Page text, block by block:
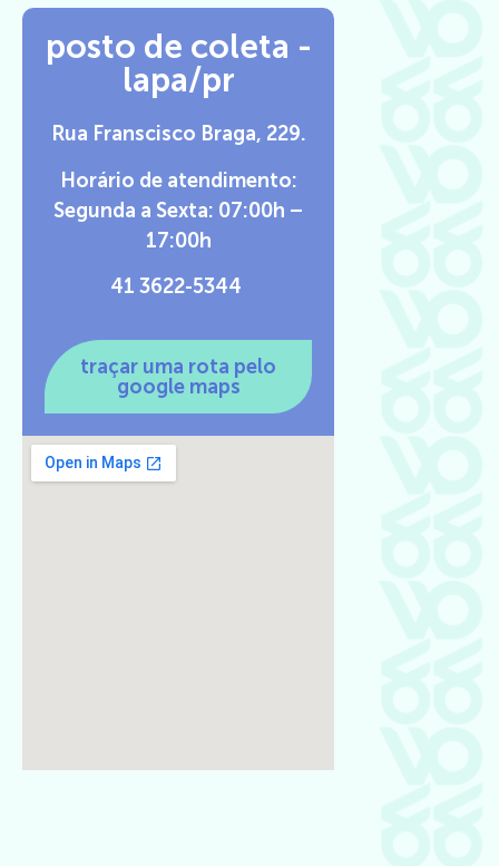
posto de coleta -
lapa/pr
Rua Franscisco Braga, 229.
Horário de atendimento:
Segunda a Sexta: 07:00h –
17:00h
41 3622-5344
traçar uma rota pelo
google maps